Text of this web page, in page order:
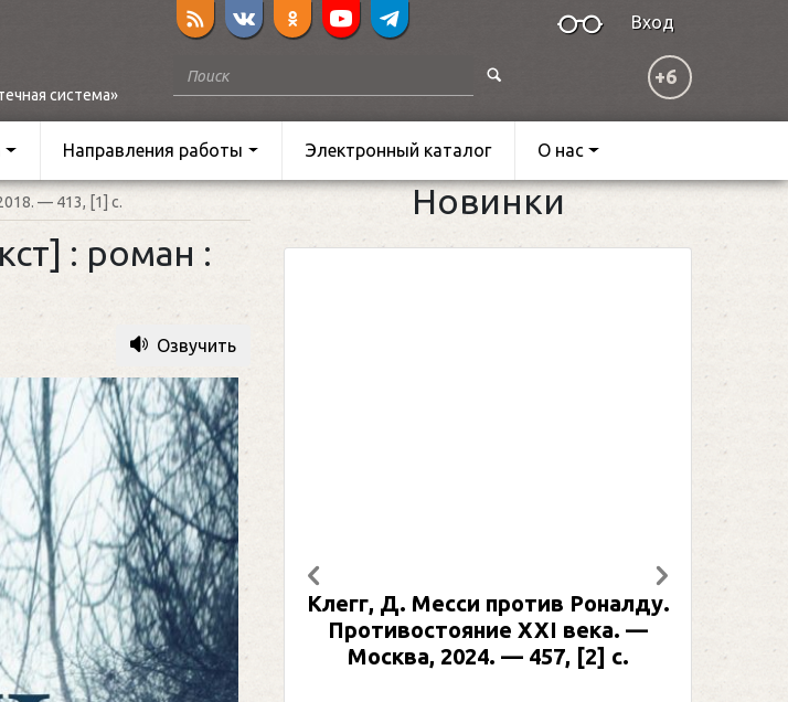
система»
Вход
+6
Направления работы Электронный каталог О нас
— 413, [1] с.
: роман :
Озвучить
Новинки
Клегг, Д. Месси против Роналду.
Противостояние XXI века. —
Москва, 2024. — 457, [2] с.
Рабинер, И. Я.
:
Москва, 2024
Предыдущий Следующий